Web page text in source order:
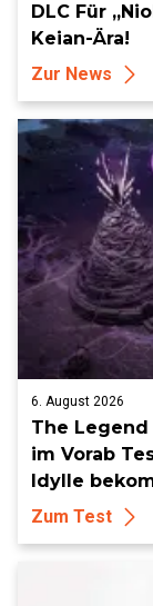
DLC Für
Keian-Ära!
Zur News
6. August 2026
The
im Vorab
Idylle
Zum Test